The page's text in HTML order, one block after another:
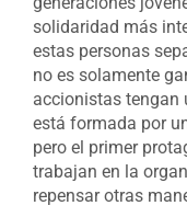
solidaridad más
estas personas
no es solamente
accionistas tengan
está formada por
pero el primer
trabajan en la
repensar otras